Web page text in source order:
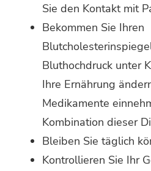
Sie den Kontakt mit
Bekommen Sie Ihren
Bluthochdruck unter
Ihre Ernährung
Medikamente
Kombination dieser
Bleiben Sie täglich
Kontrollieren Sie Ihr